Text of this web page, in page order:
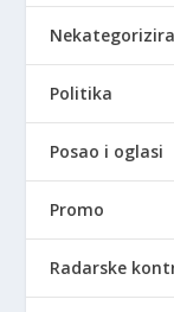
Politika
Posao i oglasi
Promo
Radarske